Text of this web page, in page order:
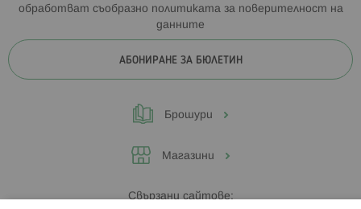
обработват съобразно политиката за поверителност на
данните
АБОНИРАНЕ ЗА БЮЛЕТИН
Брошури
Магазини
Свързани сайтове: